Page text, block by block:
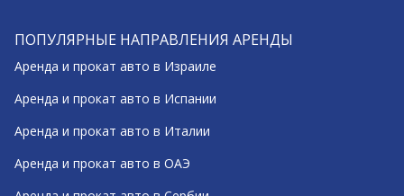
ПОПУЛЯРНЫЕ НАПРАВЛЕНИЯ АРЕНДЫ
Аренда и прокат авто в Израиле
Аренда и прокат авто в Испании
Аренда и прокат авто в Италии
Аренда и прокат авто в ОАЭ